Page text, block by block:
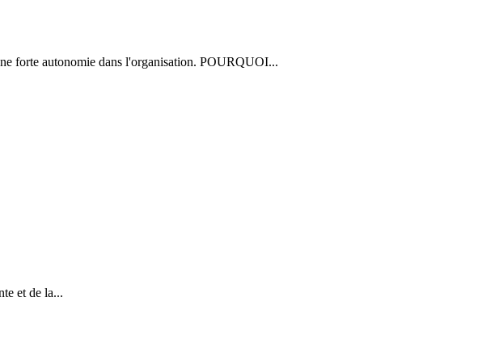
forte autonomie dans l'organisation. POURQUOI...
et de la...